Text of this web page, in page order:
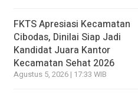
FKTS Apresiasi Kecamatan
Cibodas, Dinilai Siap Jadi
Kandidat Juara Kantor
Kecamatan Sehat 2026
Agustus 5, 2026 | 17:33 WIB